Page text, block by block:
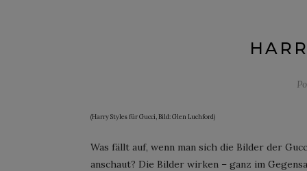
(Harry Styles für Gucci, Bild: Glen Luchford)
Was fällt auf, wenn man sich die Bilder der
anschaut? Die Bilder wirken – ganz im